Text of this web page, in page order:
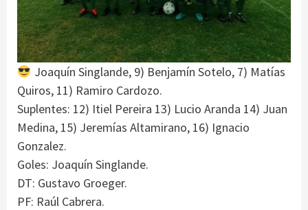
Joaquín Singlande, 9) Benjamín Sotelo, 7) Matías
Quiros, 11) Ramiro Cardozo.
Suplentes: 12) Itiel Pereira 13) Lucio Aranda 14) Juan
Medina, 15) Jeremías Altamirano, 16) Ignacio
Gonzalez.
Goles: Joaquín Singlande.
DT: Gustavo Groeger.
PF: Raúl Cabrera.